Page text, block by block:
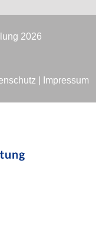
2026
Impressum